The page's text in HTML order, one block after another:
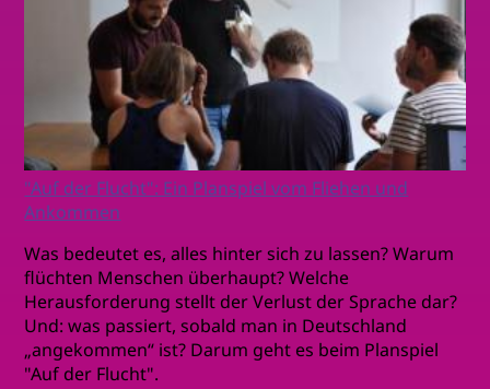
"Auf der Flucht": Ein Planspiel vom Fliehen und
Ankommen
Was bedeutet es, alles hinter sich zu lassen? Warum
flüchten Menschen überhaupt? Welche
Herausforderung stellt der Verlust der Sprache dar?
Und: was passiert, sobald man in Deutschland
„angekommen“ ist? Darum geht es beim Planspiel
"Auf der Flucht".